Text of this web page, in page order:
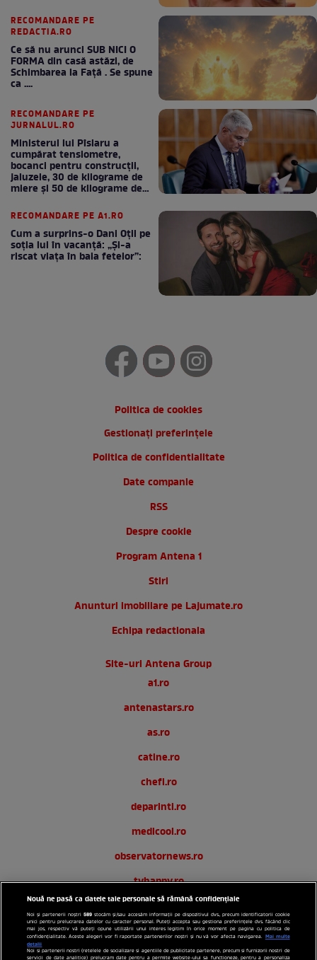
RECOMANDARE PE
REDACTIA.RO
Ce să nu arunci SUB NICI O
FORMA din casă astăzi, de
Schimbarea la Față . Se spune
ca ....
RECOMANDARE PE
JURNALUL.RO
Ministerul lui Pîslaru a
cumpărat tensiometre,
bocanci pentru construcții,
jaluzele, 30 de kilograme de
miere și 50 de kilograme de
RECOMANDARE PE A1.RO
Cum a surprins-o Dani Oțil pe
soția lui în vacanță: „Și-a
riscat viața în baia fetelor”:
Politica de cookies
Gestionați preferințele
Politica de confidentialitate
Date companie
RSS
Despre cookie
Program Antena 1
Stiri
Anunturi imobiliare pe Lajumate.ro
Echipa redactionala
Site-uri Antena Group
a1.ro
antenastars.ro
as.ro
catine.ro
chefi.ro
deparinti.ro
medicool.ro
observatornews.ro
tvhappy.ro
useit.ro
zutv.ro
Trends AntenaPLAY
Nouă ne pasă ca datele tale personale să rămână confidențiale
Noi și partenerii noștri589 stocăm și/sau accesăm informații pe dispozitivul dvs., precum identificatorii cookie
unici pentru prelucrarea datelor cu caracter personal. Puteți accepta sau gestiona preferințele dvs. făcând clic
mai jos, respectiv vă puteți opune utilizării unui interes legitim în orice moment pe pagina cu politica de
confidențialitate. Aceste alegeri vor fi raportate partenerilor noștri și nu vă vor afecta navigarea. Mai multe
detalii
Noi si partenerii nostri (retelele de socializare si agentiile de publicitate partenere, precum si furnizorii nostri de
servicii de date analitice) prelucram date pentru a permite website-ului sa functioneze, pentru a personaliza